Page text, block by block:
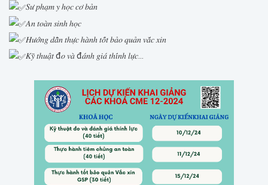
𝑆𝑢̛ 𝑝ℎ𝑎̣𝑚 𝑦 ℎ𝑜̣𝑐 𝑐𝑜̛ 𝑏𝑎̉𝑛
𝐴𝑛 𝑡𝑜𝑎̀𝑛 𝑠𝑖𝑛ℎ ℎ𝑜̣𝑐
𝐻𝑢̛𝑜̛́𝑛𝑔 𝑑𝑎̂̃𝑛 𝑡ℎ𝑢̛̣𝑐 ℎ𝑎̀𝑛ℎ 𝑡𝑜̂́𝑡 𝑏𝑎̉𝑜 𝑞𝑢𝑎̉𝑛 𝑣𝑎̆́𝑐 𝑥𝑖𝑛
𝐾𝑦̃ 𝑡ℎ𝑢𝑎̣̂𝑡 đ𝑜 𝑣𝑎̀ đ𝑎́𝑛ℎ 𝑔𝑖𝑎́ 𝑡ℎ𝑖́𝑛ℎ 𝑙𝑢̛̣𝑐...